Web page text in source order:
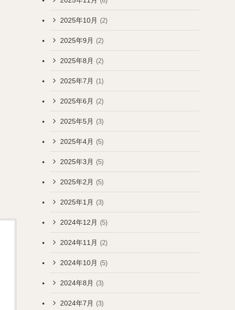
2025年10月 (2)
2025年9月 (2)
2025年8月 (2)
2025年7月 (1)
2025年6月 (2)
2025年5月 (3)
2025年4月 (5)
2025年3月 (5)
2025年2月 (5)
2025年1月 (3)
2024年12月 (5)
2024年11月 (2)
2024年10月 (5)
2024年8月 (3)
2024年7月 (3)